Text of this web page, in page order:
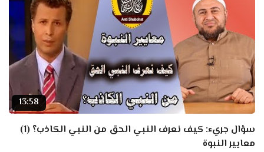
13:58
سؤال جريء: كيف نعرف النبي الحق من النبي الكاذب؟ (1)
معايير النبوة